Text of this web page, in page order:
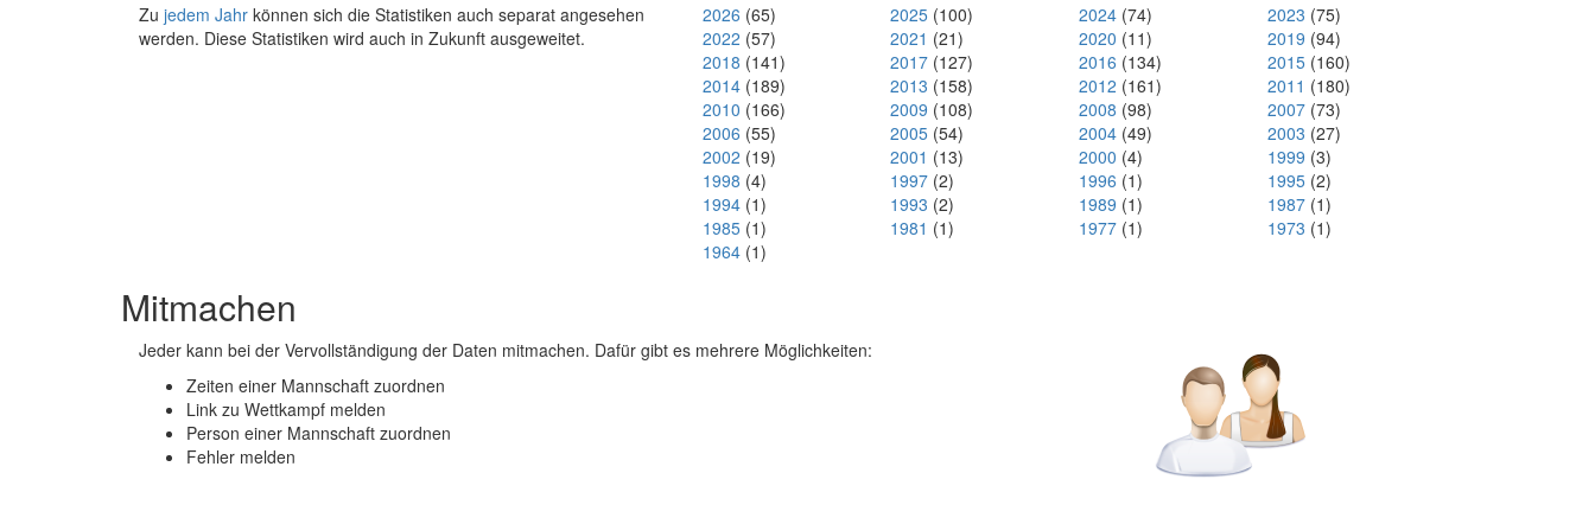
Zu jedem Jahr können sich die Statistiken auch separat angesehen
werden. Diese Statistiken wird auch in Zukunft ausgeweitet.
2026 (65) 2025 (100) 2024 (74) 2023 (75)
2022 (57) 2021 (21) 2020 (11) 2019 (94)
2018 (141) 2017 (127) 2016 (134) 2015 (160)
2014 (189) 2013 (158) 2012 (161) 2011 (180)
2010 (166) 2009 (108) 2008 (98) 2007 (73)
2006 (55) 2005 (54) 2004 (49) 2003 (27)
2002 (19) 2001 (13) 2000 (4) 1999 (3)
1998 (4) 1997 (2) 1996 (1) 1995 (2)
1994 (1) 1993 (2) 1989 (1) 1987 (1)
1985 (1) 1981 (1) 1977 (1) 1973 (1)
1964 (1)
Mitmachen
Jeder kann bei der Vervollständigung der Daten mitmachen. Dafür gibt es mehrere Möglichkeiten:
Zeiten einer Mannschaft zuordnen
Link zu Wettkampf melden
Person einer Mannschaft zuordnen
Fehler melden